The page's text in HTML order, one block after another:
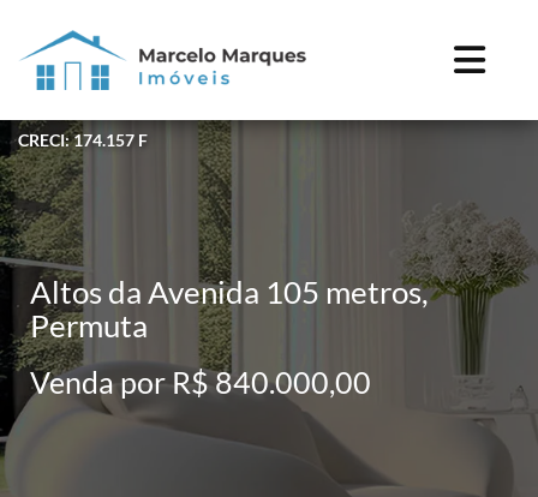
CRECI: 174.157 F
Altos da Avenida 105 metros,
Permuta
Venda por R$ 840.000,00